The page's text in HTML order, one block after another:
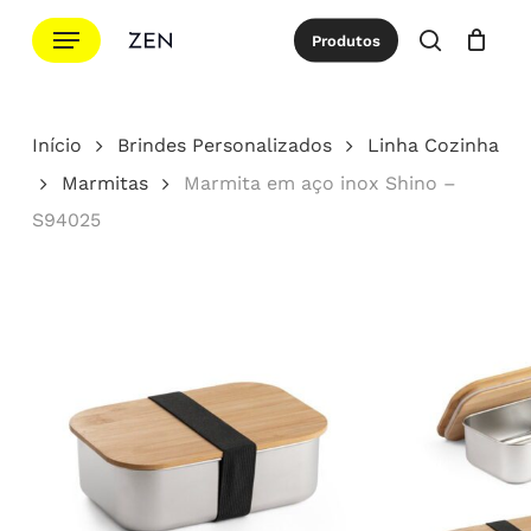
para
principal
Menu Produtos
procurar
Cotação Close
Início Brindes Personalizados
Linha Cozinha
Marmitas
Marmita em aço inox Shino –
S94025